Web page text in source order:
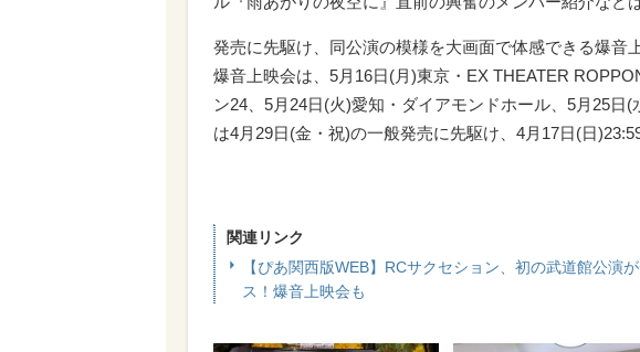
発売に先駆け、同公演の模様を大画面で体感できる爆音
爆音上映会は、5月16日(月)東京・EX THEATER
ン24、5月24日(火)愛知・ダイアモンドホール、5月25日
は4月29日(金・祝)の一般発売に先駆け、4月17日(日
関連リンク
【ぴあ関西版WEB】RCサクセション、初の武道館公演
ス！爆音上映会も